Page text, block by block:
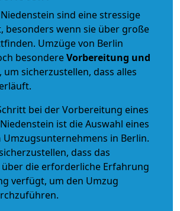
sind eine stressige
besonders wenn sie über große
Umzüge von Berlin
besondereVorbereitung und
, um sicherzustellen, dass alles
bei der Vorbereitung eines
ist die Auswahl eines
Umzugsunternehmens in Berlin.
dass das
die erforderliche Erfahrung
verfügt, um den Umzug